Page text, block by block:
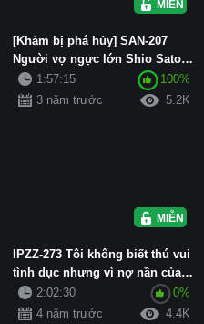
MIỄN PHÍ
[Khảm bị phá hủy] SAN-207
Người vợ ngực lớn Shio Sato bị
ép uống thuốc kích thích ...
1:57:15
100%
3 năm trước
5.2K
MIỄN PHÍ
IPZZ-273 Tôi không biết thú vui
tình dục nhưng vì nợ nần của
bố nên tôi bị giam tr...
2:02:30
0%
4 năm trước
4.4K